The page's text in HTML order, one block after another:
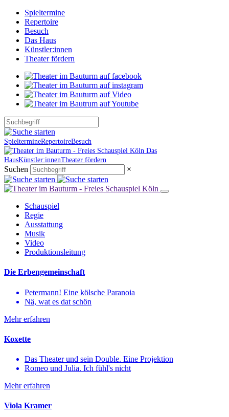
Spieltermine
Repertoire
Besuch
Das Haus
Künstler:innen
Theater fördern
SpieltermineRepertoireBesuch
Das
HausKünstler:innenTheater fördern
Suchen ×
Schauspiel
Regie
Ausstattung
Musik
Video
Produktionsleitung
Die Erbengemeinschaft
Petermann! Eine kölsche Paranoia
Nä, wat es dat schön
Mehr erfahren
Koxette
Das Theater und sein Double. Eine Projektion
Romeo und Julia. Ich fühl's nicht
Mehr erfahren
Viola Kramer